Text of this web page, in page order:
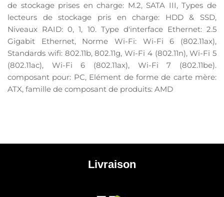
de stockage prises en charge: M.2, SATA III, Types de
lecteurs de stockage pris en charge: HDD & SSD,
Niveaux RAID: 0, 1, 10. Type d'interface Ethernet: 2.5
Gigabit Ethernet, Norme Wi-Fi: Wi-Fi 6 (802.11ax),
Standards wifi: 802.11b, 802.11g, Wi-Fi 4 (802.11n), Wi-Fi 5
(802.11ac), Wi-Fi 6 (802.11ax), Wi-Fi 7 (802.11be).
composant pour: PC, Elément de forme de carte mère:
ATX, famille de composant de produits: AMD
Livraison